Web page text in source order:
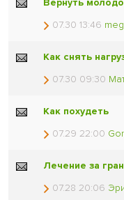
Вернуть
07.30 13:46
Как снять
07.30 09:30
Как похудеть
07.29 22:00
Лечение за
07.28 20:06